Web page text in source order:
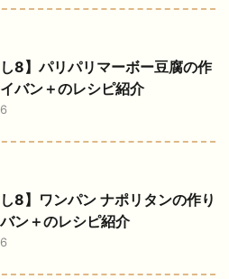
し8】パリパリマーボー豆腐の作
バン＋のレシピ紹介
し8】ワンパン ナポリタンの作り
ン＋のレシピ紹介